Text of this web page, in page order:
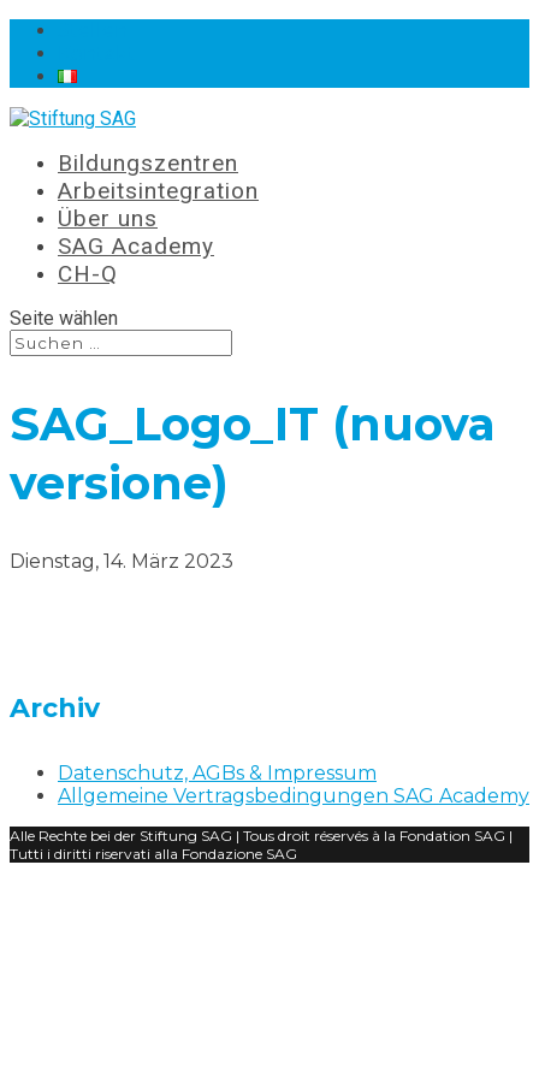
Bildungszentren
Arbeitsintegration
Über uns
SAG Academy
CH-Q
Seite wählen
SAG_Logo_IT (nuova
versione)
Dienstag, 14. März 2023
Archiv
Datenschutz, AGBs & Impressum
Allgemeine Vertragsbedingungen SAG Academy
Alle Rechte bei der Stiftung SAG | Tous droit réservés à la Fondation SAG |
Tutti i diritti riservati alla Fondazione SAG